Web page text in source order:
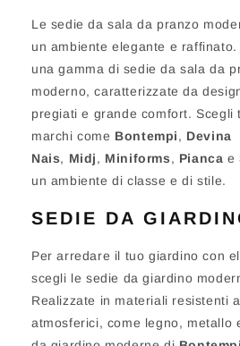
Le sedie da sala da pranzo
un ambiente elegante e
una gamma di sedie da sala da
moderno, caratterizzate da
pregiati e grande comfort. Scegli
marchi come Bontempi, Devina
Nais, Midj, Miniforms, Pianca e
un ambiente di classe e di stile.
SEDIE DA
Per arredare il tuo giardino con
scegli le sedie da giardino
Realizzate in materiali resistenti
atmosferici, come legno, metallo